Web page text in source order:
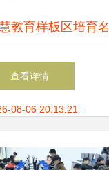
教育样板区培育名
育科技创新开启新
篇章
查看详情
08-06 20:13:21